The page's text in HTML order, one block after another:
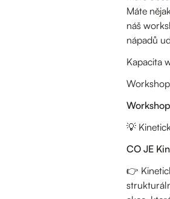
Máte
náš
nápadů
Kapacita
💡
CO JE
👉